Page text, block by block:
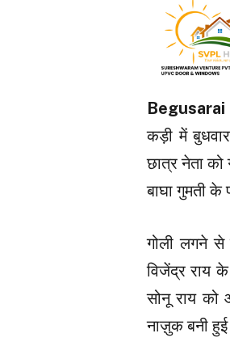
कड़ी में
छात्र नेता को
बाघा गुमती के
गोली लगने से
विजेंद्र राय
सोनू राय को
नाज़ुक बनी